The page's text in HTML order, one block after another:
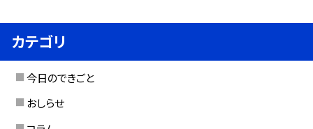
カテゴリ
今日のできごと
おしらせ